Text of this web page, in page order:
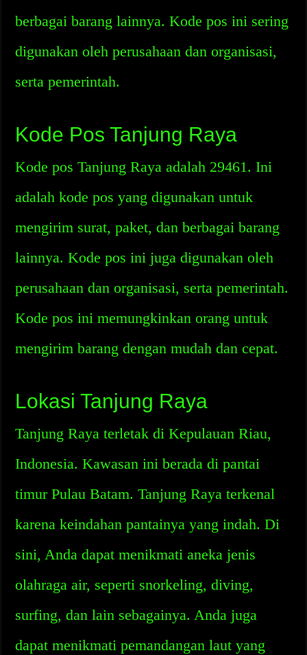
berbagai barang lainnya. Kode pos ini sering
digunakan oleh perusahaan dan organisasi,
serta pemerintah.
Kode Pos Tanjung Raya
Kode pos Tanjung Raya adalah 29461. Ini
adalah kode pos yang digunakan untuk
mengirim surat, paket, dan berbagai barang
lainnya. Kode pos ini juga digunakan oleh
perusahaan dan organisasi, serta pemerintah.
Kode pos ini memungkinkan orang untuk
mengirim barang dengan mudah dan cepat.
Lokasi Tanjung Raya
Tanjung Raya terletak di Kepulauan Riau,
Indonesia. Kawasan ini berada di pantai
timur Pulau Batam. Tanjung Raya terkenal
karena keindahan pantainya yang indah. Di
sini, Anda dapat menikmati aneka jenis
olahraga air, seperti snorkeling, diving,
surfing, dan lain sebagainya. Anda juga
dapat menikmati pemandangan laut yang